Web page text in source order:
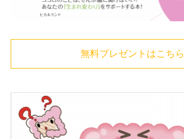
無料プレゼントはこちら